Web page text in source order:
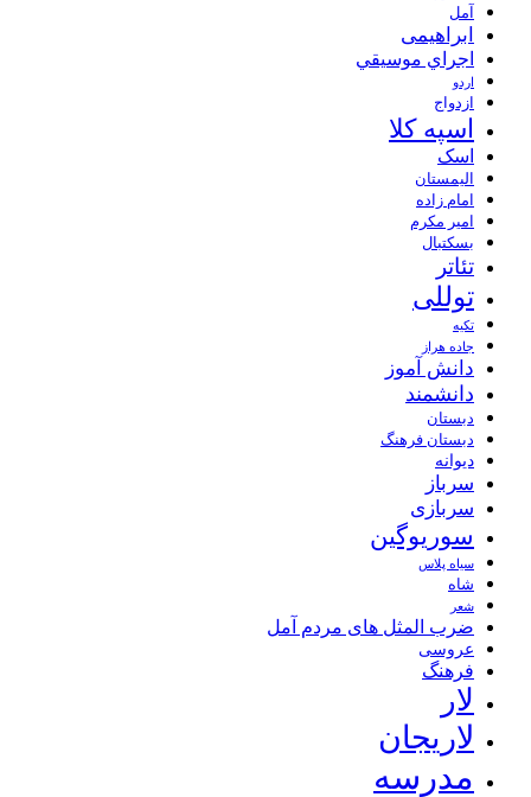
آمل
ابراهیمی
اجراي موسيقي
اردو
ازدواج
اسپه کلا
اسک
الیمستان
امام زاده
امیر مکرم
بسکتبال
تئاتر
توللی
تکیه
جاده هراز
دانش آموز
دانشمند
دبستان
دبستان فرهنگ
دیوانه
سرباز
سربازی
سوریوگین
سیاه پلاس
شاه
شعر
ضرب المثل های مردم آمل
عروسی
فرهنگ
لار
لاریجان
مدرسه